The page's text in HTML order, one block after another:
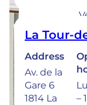
La Tour-
Address
Av. de la
Gare 6
1814 La
–
Dental
treatment